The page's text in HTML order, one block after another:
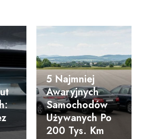
5 Najmniej
Awaryjnych
Samochodów
Używanych Po
200 Tys. Km